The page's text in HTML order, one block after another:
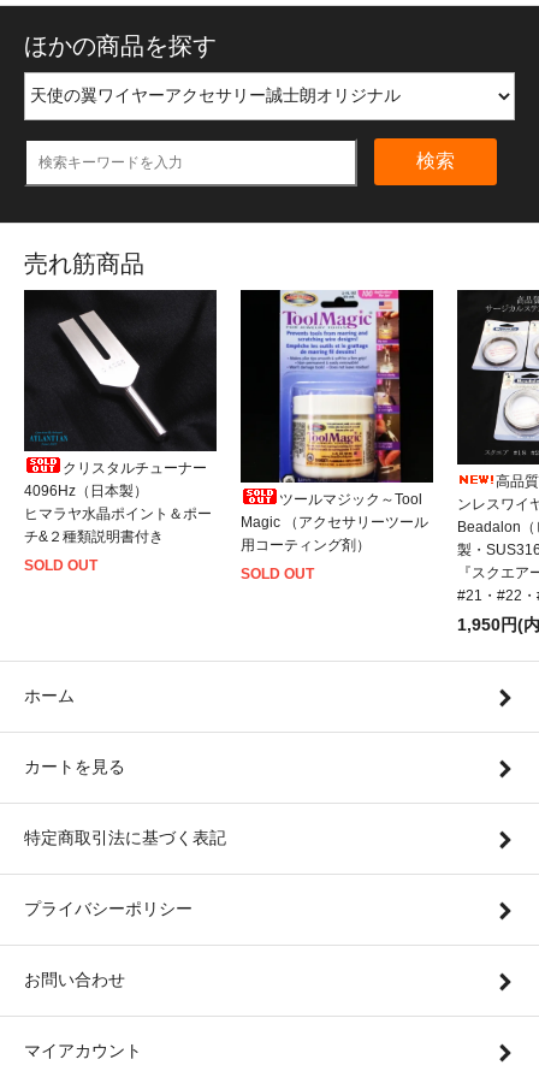
ほかの商品を探す
検索
売れ筋商品
クリスタルチューナー
4096Hz（日本製）
ヒマラヤ水晶ポイント＆ポー
チ&２種類説明書付き
SOLD OUT
ツールマジック～Tool
Magic （アクセサリーツール
用コーティング剤）
SOLD OUT
高品
ンレスワイ
Beadalon
製・
『スクエ
#21・#22
1,950円(
ホーム
カートを見る
特定商取引法に基づく表記
プライバシーポリシー
お問い合わせ
マイアカウント